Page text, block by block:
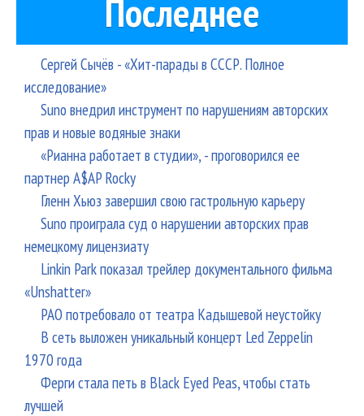
Последнее
Сергей Сычёв - «Хит-парады в СССР. Полное
исследование»
Suno внедрил инструмент по нарушениям авторских
прав и новые водяные знаки
«Рианна работает в студии», - проговорился ее
партнер A$AP Rocky
Гленн Хьюз завершил свою гастрольную карьеру
Suno проиграла суд о нарушении авторских прав
немецкому лицензиату
Linkin Park показал трейлер документального фильма
«Unshatter»
РАО потребовало от театра Кадышевой неустойку
В сеть выложен уникальный концерт Led Zeppelin
1970 года
Ферги стала петь в Black Eyed Peas, чтобы стать
лучшей